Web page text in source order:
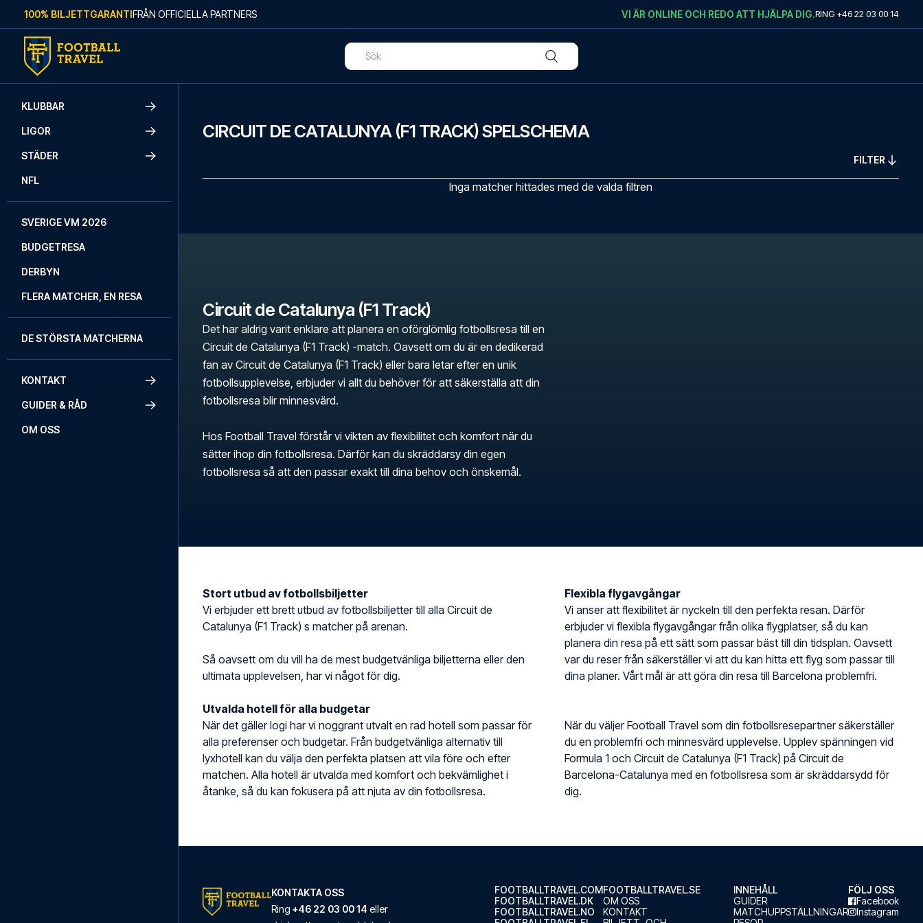
Skip to content
100% BILJETTGARANTIFRÅN OFFICIELLA PARTNERS VI ÄR ONLINE OCH REDO ATT HJÄLPA DIG.RING +46 22 03 00 14
KLUBBAR
LIGOR
STÄDER
NFL
SVERIGE VM 2026
BUDGETRESA
DERBYN
FLERA MATCHER, EN RESA
DE STÖRSTA MATCHERNA
KONTAKT
GUIDER & RÅD
OM OSS
CIRCUIT DE CATALUNYA (F1 TRACK) SPELSCHEMA
FILTER
Inga matcher hittades med de valda filtren
Circuit de Catalunya (F1 Track)
Det har aldrig varit enklare att planera en oförglömlig fotbollsresa till en
Circuit de Catalunya (F1 Track) -match. Oavsett om du är en dedikerad
fan av Circuit de Catalunya (F1 Track) eller bara letar efter en unik
fotbollsupplevelse, erbjuder vi allt du behöver för att säkerställa att din
fotbollsresa blir minnesvärd.
Hos Football Travel förstår vi vikten av flexibilitet och komfort när du
sätter ihop din fotbollsresa. Därför kan du skräddarsy din egen
fotbollsresa så att den passar exakt till dina behov och önskemål.
Stort utbud av fotbollsbiljetter
Vi erbjuder ett brett utbud av fotbollsbiljetter till alla Circuit de
Catalunya (F1 Track) s matcher på arenan.
Så oavsett om du vill ha de mest budgetvänliga biljetterna eller den
ultimata upplevelsen, har vi något för dig.
Utvalda hotell för alla budgetar
När det gäller logi har vi noggrant utvalt en rad hotell som passar för
alla preferenser och budgetar. Från budgetvänliga alternativ till
lyxhotell kan du välja den perfekta platsen att vila före och efter
matchen. Alla hotell är utvalda med komfort och bekvämlighet i
åtanke, så du kan fokusera på att njuta av din fotbollsresa.
Flexibla flygavgångar
Vi anser att flexibilitet är nyckeln till den perfekta resan. Därför
erbjuder vi flexibla flygavgångar från olika flygplatser, så du kan
planera din resa på ett sätt som passar bäst till din tidsplan. Oavsett
var du reser från säkerställer vi att du kan hitta ett flyg som passar till
dina planer. Vårt mål är att göra din resa till Barcelona problemfri.
När du väljer Football Travel som din fotbollsresepartner säkerställer
du en problemfri och minnesvärd upplevelse. Upplev spänningen vid
Formula 1 och Circuit de Catalunya (F1 Track) på Circuit de
Barcelona-Catalunya med en fotbollsresa som är skräddarsydd för
dig.
KONTAKTA OSS
Ring +46 22 03 00 14 eller
FOOTBALLTRAVEL.COM
FOOTBALLTRAVEL.DK
FOOTBALLTRAVEL.NO
FOOTBALLTRAVEL.SE
OM OSS
KONTAKT
INNEHÅLL
GUIDER
MATCHUPPSTÄLLNINGAR
FÖLJ OSS
Facebook
Instagram